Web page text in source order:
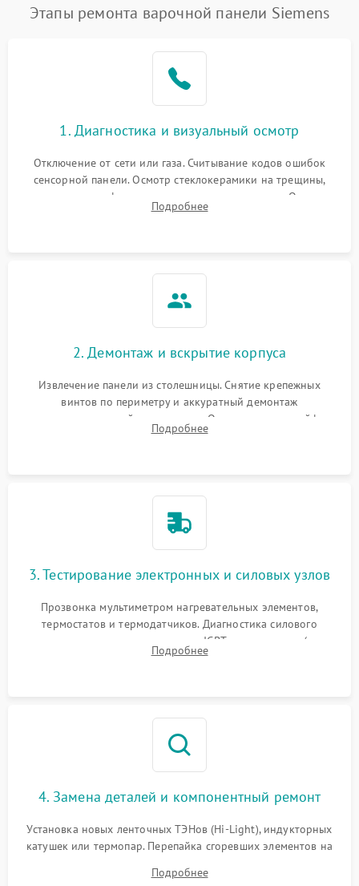
Этапы ремонта варочной панели Siemens
1. Диагностика и визуальный осмотр
Отключение от сети или газа. Считывание кодов ошибок
сенсорной панели. Осмотр стеклокерамики на трещины,
проверка конфорок на равномерность нагрева. Опрос
клиента о симптомах (не включается, не видит посуду,
Подробнее
2. Демонтаж и вскрытие корпуса
Извлечение панели из столешницы. Снятие крепежных
винтов по периметру и аккуратный демонтаж
стеклокерамической поверхности. Отсоединение шлейфов
сенсорного блока для доступа к силовым платам, катушкам
Подробнее
3. Тестирование электронных и силовых узлов
Прозвонка мультиметром нагревательных элементов,
термостатов и термодатчиков. Диагностика силового
модуля, реле, диодных мостов и IGBT-транзисторов (для
индукции). Проверка кранов и газ-контроля (для газовых
Подробнее
4. Замена деталей и компонентный ремонт
Установка новых ленточных ТЭНов (Hi-Light), индукторных
катушек или термопар. Перепайка сгоревших элементов на
дорожек. Очистка контактов и замена поврежденной
Подробнее